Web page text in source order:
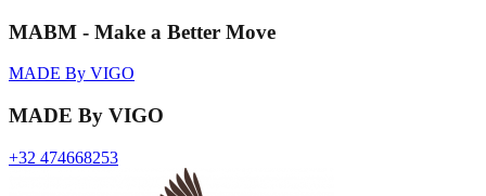
MABM - Make a Better Move
MADE By VIGO
MADE By VIGO
+32 474668253